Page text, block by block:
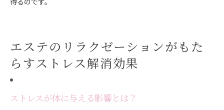
エステのリラクゼーションがもた
らすストレス解消効果
ストレスが体に与える影響とは？